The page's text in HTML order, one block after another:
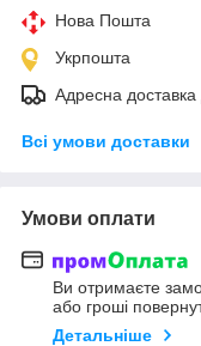
Нова Пошта
Укрпошта
Адресна доставка
Всі умови доставки
Умови оплати
Ви отримаєте
або гроші
Детальніше